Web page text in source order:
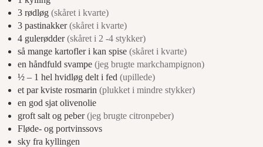
3 rødløg (skåret i kvarte)
3 pastinakker (skåret i kvarte)
4 gulerødder (skåret i 2 -4 stykker)
så mange kartofler i kan spise (skåret i kvarte)
en håndfuld svampe (jeg brugte markchampignon)
½ – 1 hel hvidløg delt i fed (upillede)
et par kviste rosmarin (plukket i mindre stykker)
en god sjat olivenolie
groft salt og peber (jeg brugte citronpeber)
Fløde- og portvinssovs
sky fra kyllingen